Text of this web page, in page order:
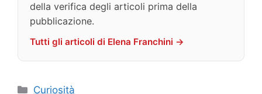
della verifica degli articoli prima della
pubblicazione.
Tutti gli articoli di Elena Franchini →
Categorie
Curiosità